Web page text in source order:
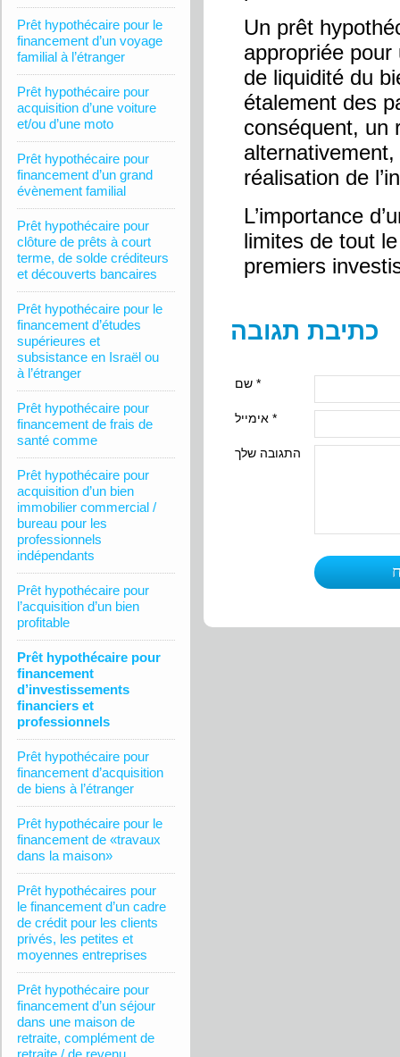
Prêt hypothécaire pour le
financement d’un voyage
familial à l’étranger
Prêt hypothécaire pour
acquisition d’une voiture
et/ou d’une moto
Prêt hypothécaire pour
financement d’un grand
évènement familial
Prêt hypothécaire pour
clôture de prêts à court
terme, de solde créditeurs
et découverts bancaires
Prêt hypothécaire pour le
financement d’études
supérieures et
subsistance en Israël ou
à l’étranger
Prêt hypothécaire pour
financement de frais de
santé comme
Prêt hypothécaire pour
acquisition d’un bien
immobilier commercial /
bureau pour les
professionnels
indépendants
Prêt hypothécaire pour
l’acquisition d’un bien
profitable
Prêt hypothécaire pour
financement
d’investissements
financiers et
professionnels
Prêt hypothécaire pour
financement d’acquisition
de biens à l’étranger
Prêt hypothécaire pour le
financement de «travaux
dans la maison»
Prêt hypothécaires pour
le financement d’un cadre
de crédit pour les clients
privés, les petites et
moyennes entreprises
Prêt hypothécaire pour
financement d’un séjour
dans une maison de
retraite, complément de
retraite / de revenu
Un prêt
appropriée
de liquidité du
étalement des
conséquent, un
réalisation de
L’importance
limites de tout
premiers
כתיבת תגובה
שם *
אימייל *
התגובה שלך